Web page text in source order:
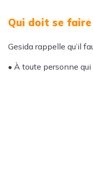
Qui doit se
Gesida rappelle qu’il
• À toute personne qui